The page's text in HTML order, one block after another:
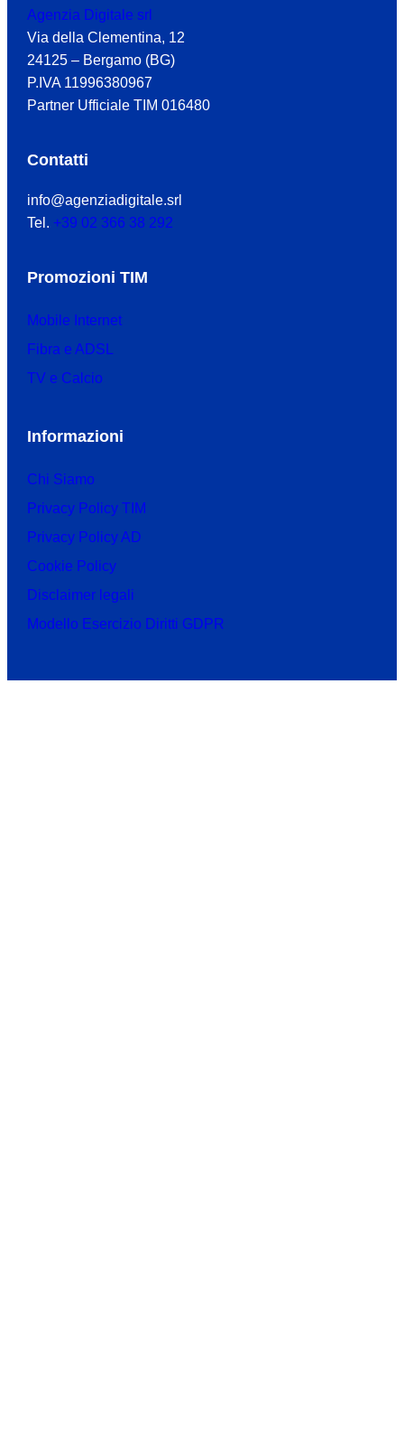
Agenzia Digitale srl
Via della Clementina, 12
24125 – Bergamo (BG)
P.IVA 11996380967
Partner Ufficiale TIM 016480
Contatti
info@agenziadigitale.srl
Tel. +39 02 366 38 292
Promozioni TIM
Mobile Internet
Fibra e ADSL
TV e Calcio
Informazioni
Chi Siamo
Privacy Policy TIM
Privacy Policy AD
Cookie Policy
Disclaimer legali
Modello Esercizio Diritti GDPR